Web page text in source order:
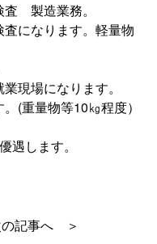
査 製造業務。
になります。軽量物
現場になります。
(重量物等10㎏程度）
遇します。
の記事へ ＞